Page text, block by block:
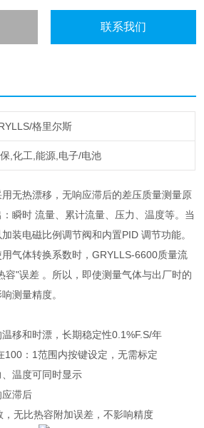
联系我们
格里尔斯
,化工,能源,电子/电池
用无热漂移，无响应滞后的差压质量测量原
瞬时 流量、累计流量、压力、温度等。当
装电磁比例调节阀和内置PID 调节功能。
气体转换系数时，GRYLLS-6600质量流
容"误差 。所以，即使测量气体与出厂时的
测量精度。
移和时漂，长期稳定性0.1%F.S/年
：1范围内按键设定，无需标定
温度可同时显示
滞后
无比热容附加误差，不影响精度